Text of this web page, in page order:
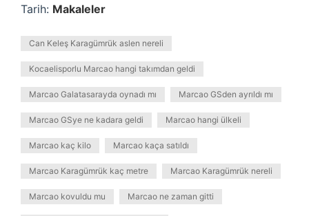
Tarih: Makaleler
Can Keleş Karagümrük aslen nereli
Kocaelisporlu Marcao hangi takımdan geldi
Marcao Galatasarayda oynadı mı Marcao GSden ayrıldı mı
Marcao GSye ne kadara geldi Marcao hangi ülkeli
Marcao kaç kilo Marcao kaça satıldı
Marcao Karagümrük kaç metre Marcao Karagümrük nereli
Marcao kovuldu mu Marcao ne zaman gitti